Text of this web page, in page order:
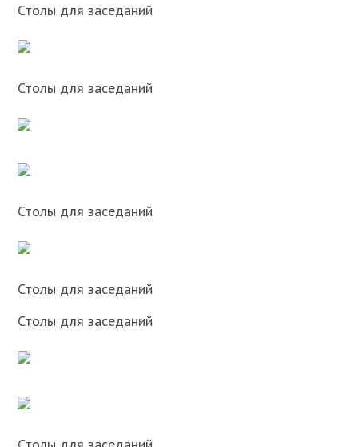
Столы для заседаний
Столы для заседаний
Столы для заседаний
Столы для заседаний
Столы для заседаний